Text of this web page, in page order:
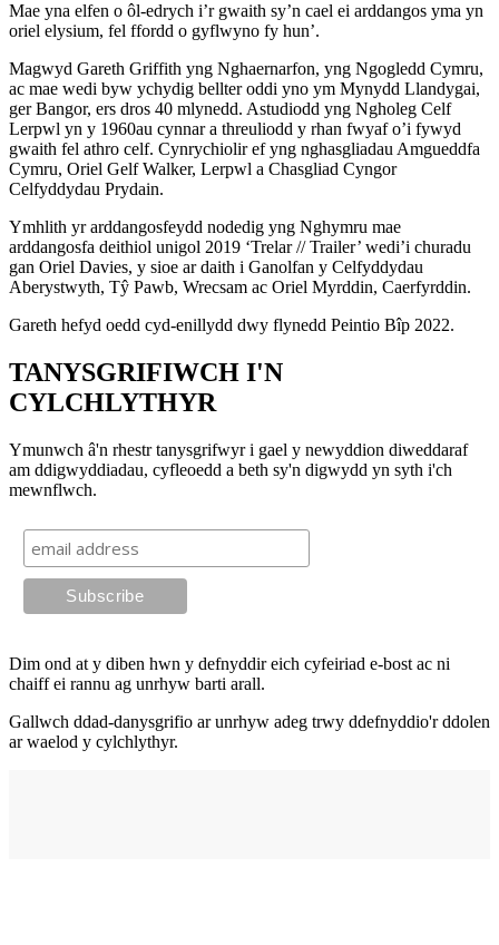
Mae yna elfen o ôl-edrych i’r gwaith sy’n cael ei arddangos yma yn
oriel elysium, fel ffordd o gyflwyno fy hun’.
Magwyd Gareth Griffith yng Nghaernarfon, yng Ngogledd Cymru,
ac mae wedi byw ychydig bellter oddi yno ym Mynydd Llandygai,
ger Bangor, ers dros 40 mlynedd. Astudiodd yng Ngholeg Celf
Lerpwl yn y 1960au cynnar a threuliodd y rhan fwyaf o’i fywyd
gwaith fel athro celf. Cynrychiolir ef yng nghasgliadau Amgueddfa
Cymru, Oriel Gelf Walker, Lerpwl a Chasgliad Cyngor
Celfyddydau Prydain.
Ymhlith yr arddangosfeydd nodedig yng Nghymru mae
arddangosfa deithiol unigol 2019 ‘Trelar // Trailer’ wedi’i churadu
gan Oriel Davies, y sioe ar daith i Ganolfan y Celfyddydau
Aberystwyth, Tŷ Pawb, Wrecsam ac Oriel Myrddin, Caerfyrddin.
Gareth hefyd oedd cyd-enillydd dwy flynedd Peintio Bîp 2022.
TANYSGRIFIWCH I'N
CYLCHLYTHYR
Ymunwch â'n rhestr tanysgrifwyr i gael y newyddion diweddaraf
am ddigwyddiadau, cyfleoedd a beth sy'n digwydd yn syth i'ch
mewnflwch.
Dim ond at y diben hwn y defnyddir eich cyfeiriad e-bost ac ni
chaiff ei rannu ag unrhyw barti arall.
Gallwch ddad-danysgrifio ar unrhyw adeg trwy ddefnyddio'r ddolen
ar waelod y cylchlythyr.